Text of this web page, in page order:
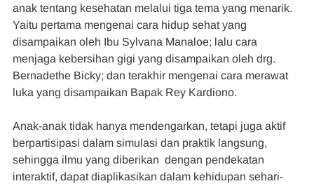
anak tentang kesehatan melalui tiga tema yang menarik.
Yaitu pertama mengenai cara hidup sehat yang
disampaikan oleh Ibu Sylvana Manaloe; lalu cara
menjaga kebersihan gigi yang disampaikan oleh drg.
Bernadethe Bicky; dan terakhir mengenai cara merawat
luka yang disampaikan Bapak Rey Kardiono.
Anak-anak tidak hanya mendengarkan, tetapi juga aktif
berpartisipasi dalam simulasi dan praktik langsung,
sehingga ilmu yang diberikan  dengan pendekatan
interaktif, dapat diaplikasikan dalam kehidupan sehari-